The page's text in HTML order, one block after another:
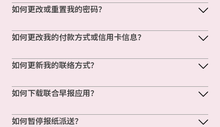
如何更改或重置我的密码？
如何更改我的付款方式或信用卡信息？
如何更新我的联络方式？
如何下载联合早报应用？
如何暂停报纸派送？